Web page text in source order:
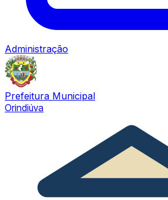
Administração
Prefeitura Municipal
Orindiúva